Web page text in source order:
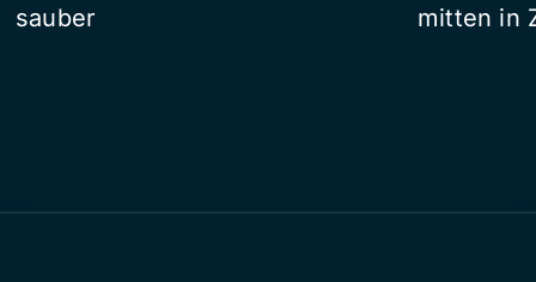
sauber
mitten in